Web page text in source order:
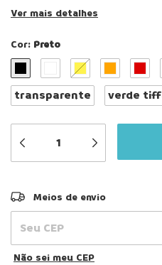
Ver mais detalhes
Cor: Preto
transparente verde
Entregas para o CEP:
Meios de envio
Não sei meu CEP